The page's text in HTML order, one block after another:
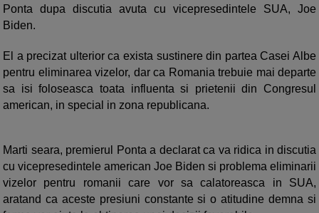
Ponta dupa discutia avuta cu vicepresedintele SUA, Joe
Biden.
El a precizat ulterior ca exista sustinere din partea Casei Albe
pentru eliminarea vizelor, dar ca Romania trebuie mai departe
sa isi foloseasca toata influenta si prietenii din Congresul
american, in special in zona republicana.
Marti seara, premierul Ponta a declarat ca va ridica in discutia
cu vicepresedintele american Joe Biden si problema eliminarii
vizelor pentru romanii care vor sa calatoreasca in SUA,
aratand ca aceste presiuni constante si o atitudine demna si